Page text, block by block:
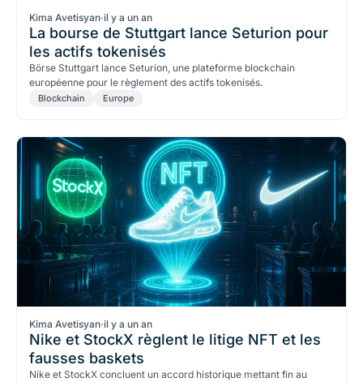
Kima Avetisyan·il y a un an
La bourse de Stuttgart lance Seturion pour
les actifs tokenisés
Börse Stuttgart lance Seturion, une plateforme blockchain
européenne pour le règlement des actifs tokenisés.
Blockchain Europe
Kima Avetisyan·il y a un an
Nike et StockX règlent le litige NFT et les
fausses baskets
Nike et StockX concluent un accord historique mettant fin au